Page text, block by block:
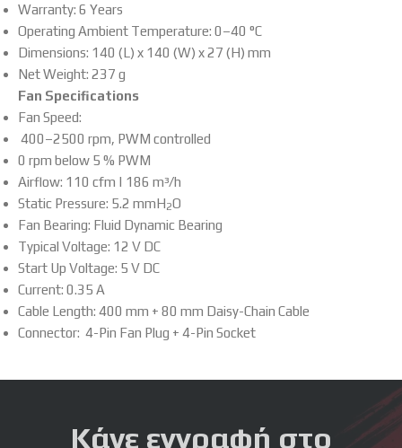
Warranty: 6 Years
Operating Ambient Temperature: 0–40 °C
Dimensions: 140 (L) x 140 (W) x 27 (H) mm
Net Weight: 237 g
Fan Specifications
Fan Speed:
400–2500 rpm, PWM controlled
0 rpm below 5 % PWM
Airflow: 110 cfm | 186 m³/h
Static Pressure: 5.2 mmH2O
Fan Bearing: Fluid Dynamic Bearing
Typical Voltage: 12 V DC
Start Up Voltage: 5 V DC
Current: 0.35 A
Cable Length: 400 mm + 80 mm Daisy-Chain Cable
Connector: 4-Pin Fan Plug + 4-Pin Socket
Κάνε εγγραφή στο